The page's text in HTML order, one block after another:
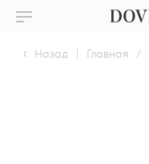
Назад | Главная /